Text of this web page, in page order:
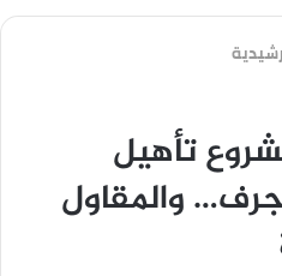
تأهيل
والمقاول